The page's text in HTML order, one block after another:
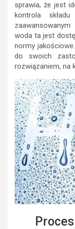
sprawia, że jest
kontrola
woda ta jest
normy
do swoich
rozwiązaniem, na